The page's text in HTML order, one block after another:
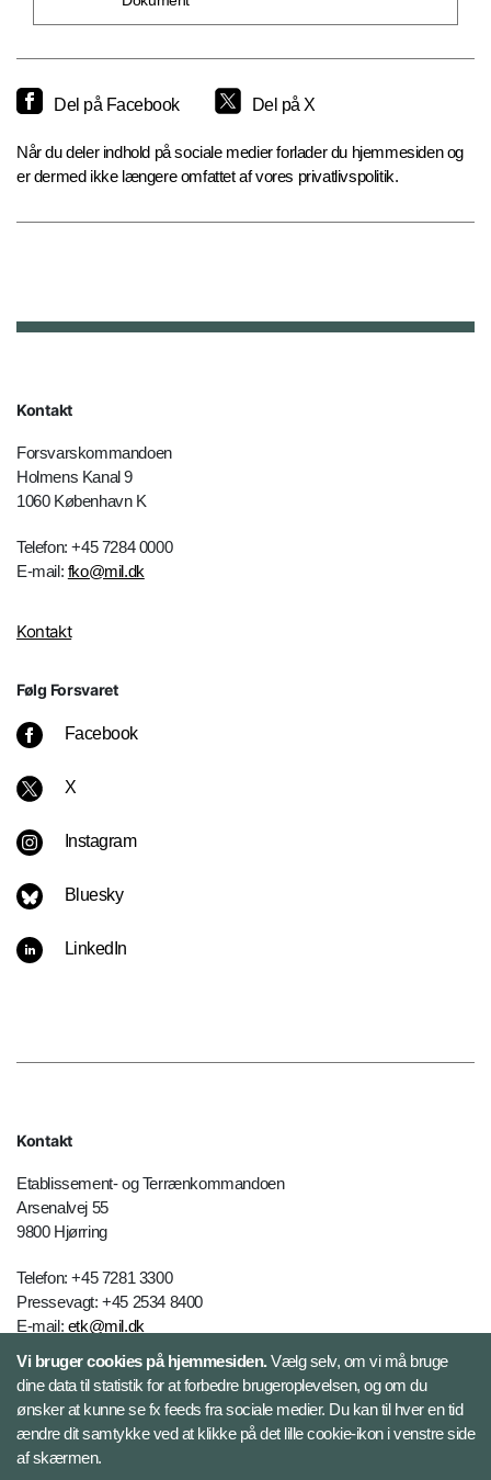
Del på Facebook Del på X
Når du deler indhold på sociale medier forlader du hjemmesiden og
er dermed ikke længere omfattet af vores privatlivspolitik.
Kontakt
Forsvarskommandoen
Holmens Kanal 9
1060 København K
Telefon: +45 7284 0000
E-mail: fko@mil.dk
Kontakt
Følg Forsvaret
Facebook
X
Instagram
Bluesky
LinkedIn
Kontakt
Etablissement- og Terrænkommandoen
Arsenalvej 55
9800 Hjørring
Telefon: +45 7281 3300
Pressevagt: +45 2534 8400
E-mail: etk@mil.dk
Kontakt
Følg Etablissement - og Terrænkommandoen
Vi bruger cookies på hjemmesiden.Vælg selv, om vi må bruge
dine data til statistik for at forbedre brugeroplevelsen, og om du
ønsker at kunne se fx feeds fra sociale medier. Du kan til hver en tid
ændre dit samtykke ved at klikke på det lille cookie-ikon i venstre side
af skærmen.